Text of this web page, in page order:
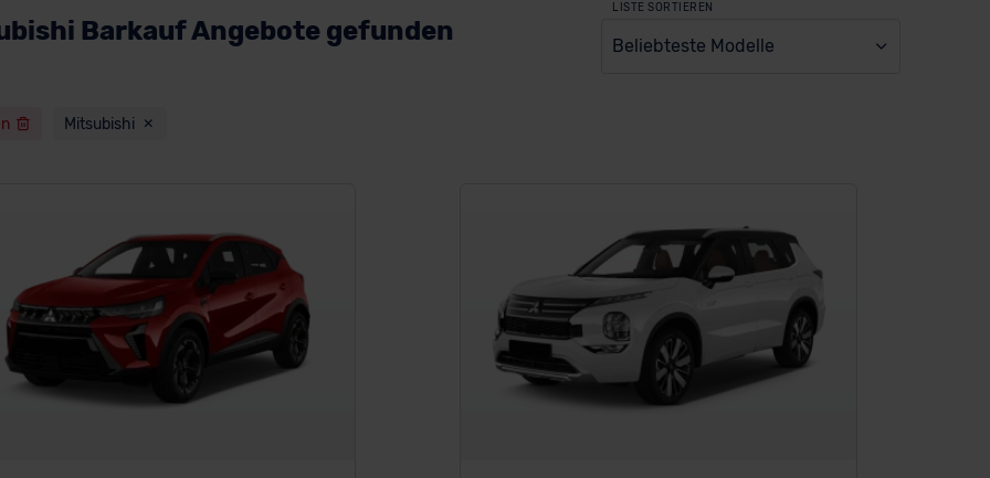
Barkauf Angebote gefunden
LISTE SORTIEREN
Beliebteste Modelle
Mitsubishi